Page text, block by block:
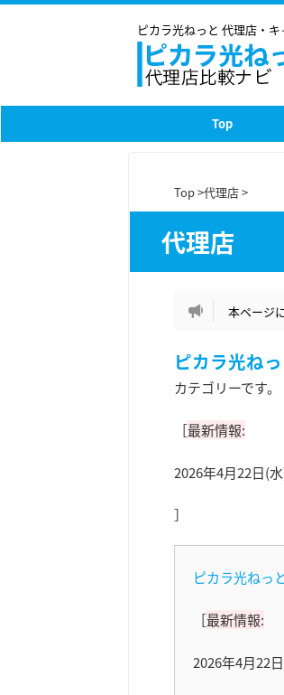
ピカラ光ねっと 代理店・
Top
Top>代理店>
代理店
本ページ
ピカラ光ね
カテゴリーです。
［最新情報:
2026年4月22日(
］
ピカラ光ねっと
［最新情報:
2026年4月22